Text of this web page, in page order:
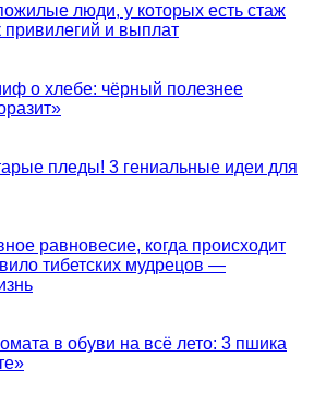
люди, у которых есть стаж
привилегий и выплат
о хлебе: чёрный полезнее
пледы! 3 гениальные идеи для
равновесие, когда происходит
тибетских мудрецов —
в обуви на всё лето: 3 пшика